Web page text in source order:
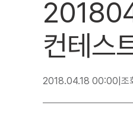
컨테스
2018.04.18 00:00 조